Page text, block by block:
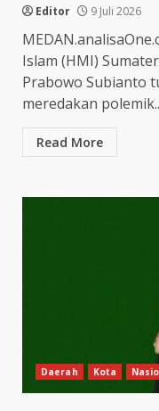
Editor 9 Juli 2026
Islam (HMI)
Prabowo Subianto
meredakan
Read More
Daerah Kota